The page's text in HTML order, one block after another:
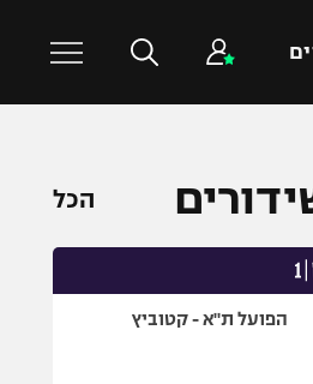
כדורעף
הכל
הפועל ת"א - קטוביץ